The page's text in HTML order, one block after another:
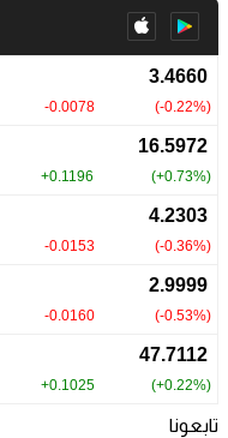
تابعونا